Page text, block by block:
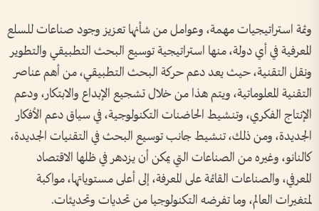
وثمة استراتيجيات مهمة، وعوامل من شأنها تعزيز وجود صناعات للسلع
المعرفية في أي دولة، منها استراتيجية توسيع البحث التطبيقي والتطوير
ونقل التقنية، حيث يعد دعم حركة البحث التطبيقي، من أهم عناصر
التقنية المعلوماتية، ويتم هذا من خلال تشجيع الإبداع والابتكار، ودعم
الإنتاج الفكري، وتنشيط الحاضنات التكنولوجية، في سياق دعم الأفكار
الجديدة، ومن ذلك، تنشيط جانب توسيع البحث في التقنيات الجديدة،
كالنانو، وغيره من الصناعات التي يمكن أن يزدهر في ظلها الاقتصاد
المعرفي، والصناعات القائمة على المعرفة، إلى أعلى مستوياتها، مواكبة
لمتغيرات العالم، وما تفرضه التكنولوجيا من تحديات وتحديثات.